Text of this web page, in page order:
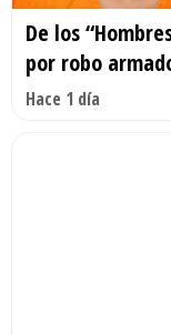
De los
por robo
Hace 1 día